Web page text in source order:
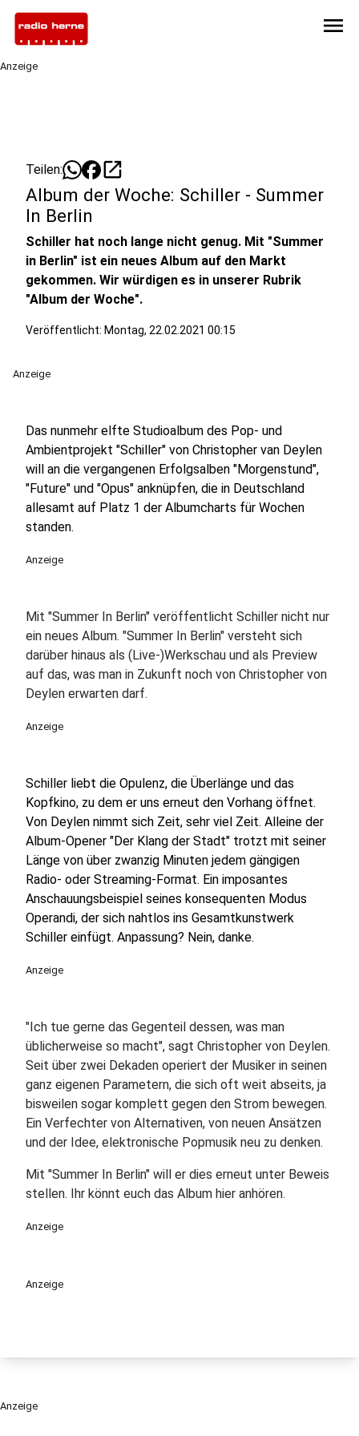
menu
Anzeige
Teilen: open_in_new
Album der Woche: Schiller - Summer
In Berlin
Schiller hat noch lange nicht genug. Mit "Summer
in Berlin" ist ein neues Album auf den Markt
gekommen. Wir würdigen es in unserer Rubrik
"Album der Woche".
Veröffentlicht: Montag, 22.02.2021 00:15
Anzeige
Das nunmehr elfte Studioalbum des Pop- und
Ambientprojekt "Schiller" von Christopher van Deylen
will an die vergangenen Erfolgsalben "Morgenstund",
"Future" und "Opus" anknüpfen, die in Deutschland
allesamt auf Platz 1 der Albumcharts für Wochen
standen.
Anzeige
Mit "Summer In Berlin" veröffentlicht Schiller nicht nur
ein neues Album. "Summer In Berlin" versteht sich
darüber hinaus als (Live-)Werkschau und als Preview
auf das, was man in Zukunft noch von Christopher von
Deylen erwarten darf.
Anzeige
Schiller liebt die Opulenz, die Überlänge und das
Kopfkino, zu dem er uns erneut den Vorhang öffnet.
Von Deylen nimmt sich Zeit, sehr viel Zeit. Alleine der
Album-Opener "Der Klang der Stadt" trotzt mit seiner
Länge von über zwanzig Minuten jedem gängigen
Radio- oder Streaming-Format. Ein imposantes
Anschauungsbeispiel seines konsequenten Modus
Operandi, der sich nahtlos ins Gesamtkunstwerk
Schiller einfügt. Anpassung? Nein, danke.
Anzeige
"Ich tue gerne das Gegenteil dessen, was man
üblicherweise so macht", sagt Christopher von Deylen.
Seit über zwei Dekaden operiert der Musiker in seinen
ganz eigenen Parametern, die sich oft weit abseits, ja
bisweilen sogar komplett gegen den Strom bewegen.
Ein Verfechter von Alternativen, von neuen Ansätzen
und der Idee, elektronische Popmusik neu zu denken.
Mit "Summer In Berlin" will er dies erneut unter Beweis
stellen. Ihr könnt euch das Album hier anhören.
Anzeige
Anzeige
Anzeige